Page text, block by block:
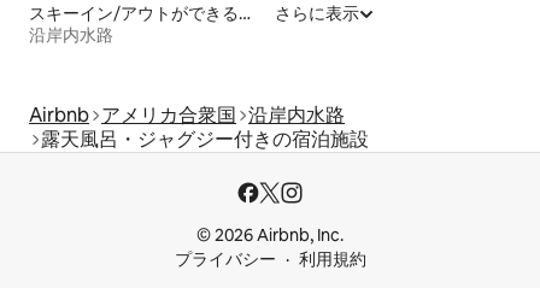
スキーイン/アウトができる宿泊先
沿岸内水路
さらに表示
Airbnb アメリカ合衆国 沿岸内水路
露天風呂・ジャグジー付きの宿泊施設
© 2026 Airbnb, Inc.
プライバシー
利用規約